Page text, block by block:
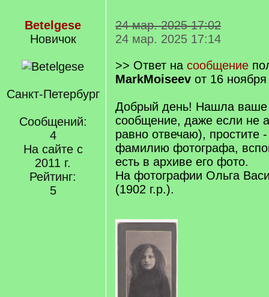
Betelgese
Новичок
Санкт-Петербург
Сообщений:
4
На сайте с
2011 г.
Рейтинг:
5
24 мар. 2025 17:02
24 мар. 2025 17:14
>> Ответ на сообщение
MarkMoiseev от 16
Добрый день! Нашла ваше
сообщение, даже если не
равно отвечаю), простите
фамилию фотографа,
есть в архиве его фото.
На фотографии Ольга
(1902 г.р.).